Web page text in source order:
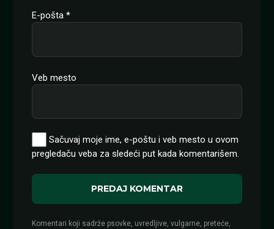
E-pošta *
Veb mesto
Sačuvaj moje ime, e-poštu i veb mesto u ovom
pregledaču veba za sledeći put kada komentarišem.
Komentari koji sadrže psovke, uvredljive, vulgarne, preteće,